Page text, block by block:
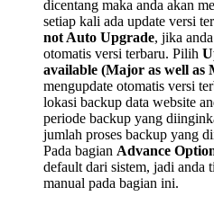
dicentang maka anda akan
setiap kali ada update versi
not Auto Upgrade, jika
otomatis versi terbaru. Pilih
available (Major as well as
mengupdate otomatis versi
lokasi backup data website
periode backup yang
jumlah proses backup yang
Pada bagian Advance
default dari sistem, jadi anda
manual pada bagian ini.